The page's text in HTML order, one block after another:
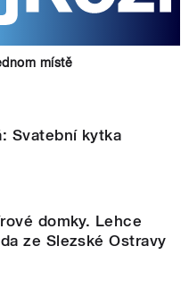
místě
Svatební kytka
domky. Lehce
ze Slezské Ostravy